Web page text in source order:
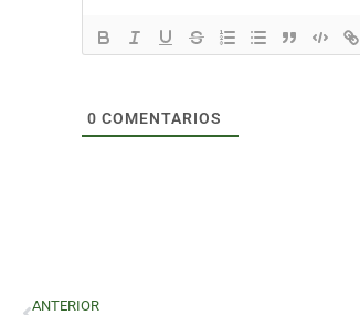
0 COMENTARIOS
ANTERIOR